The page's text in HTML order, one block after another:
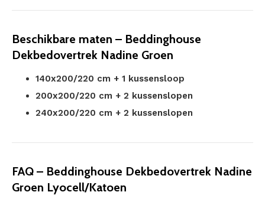
Beschikbare maten – Beddinghouse
Dekbedovertrek Nadine Groen
140x200/220 cm + 1 kussensloop
200x200/220 cm + 2 kussenslopen
240x200/220 cm + 2 kussenslopen
FAQ – Beddinghouse Dekbedovertrek Nadine
Groen Lyocell/Katoen